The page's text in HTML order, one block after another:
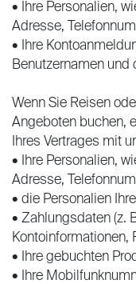
• Ihre Personalien,
Adresse,
• Ihre
Benutzernamen und
Wenn Sie Reisen
Angeboten buchen,
Ihres Vertrages mit
• Ihre Personalien,
Adresse,
• die Personalien
• Zahlungsdaten (z.
Kontoinformationen,
• Ihre gebuchten
• Ihre